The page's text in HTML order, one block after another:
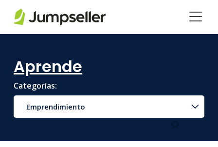
Aprende
Categorías:
Emprendimiento